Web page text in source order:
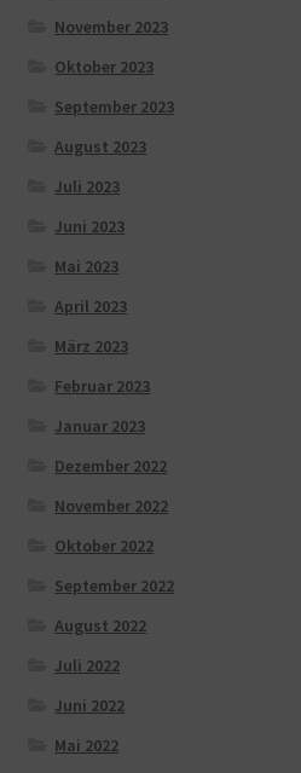
November 2023
Oktober 2023
September 2023
August 2023
Juli 2023
Juni 2023
Mai 2023
April 2023
März 2023
Februar 2023
Januar 2023
Dezember 2022
November 2022
Oktober 2022
September 2022
August 2022
Juli 2022
Juni 2022
Mai 2022